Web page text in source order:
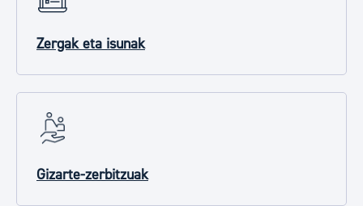
Zergak eta isunak
Gizarte-zerbitzuak